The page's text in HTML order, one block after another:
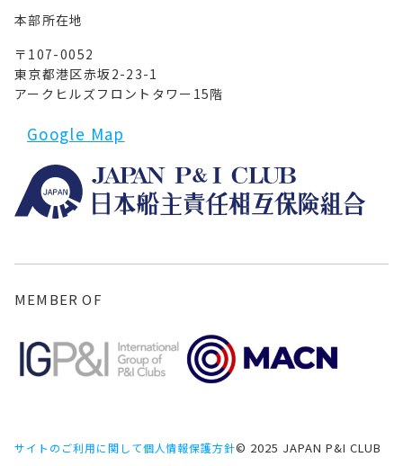
本部所在地
〒107-0052
東京都港区赤坂2-23-1
アークヒルズフロントタワー15階
Google Map
MEMBER OF
サイトのご利用に関して個人情報保護方針© 2025 JAPAN P&I CLUB